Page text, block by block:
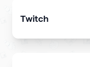
Twitch
Get more stream